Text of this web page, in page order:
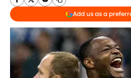
Add us as a